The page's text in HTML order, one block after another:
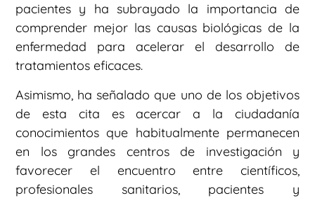
pacientes y ha subrayado la importancia de
comprender mejor las causas biológicas de la
enfermedad para acelerar el desarrollo de
tratamientos eficaces.
Asimismo, ha señalado que uno de los objetivos
de esta cita es acercar a la ciudadanía
conocimientos que habitualmente permanecen
en los grandes centros de investigación y
favorecer el encuentro entre científicos,
profesionales sanitarios, pacientes y